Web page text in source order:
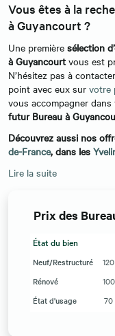
Vous êtes à la
à Guyancourt ?
Une première sélection
à Guyancourtvous est
N’hésitez pas à
point avec eux sur votre
vous accompagner
futur Bureau à
Découvrez aussi nos
de-France, dans les
Lire la suite
Prix des
État du bien
Neuf/Restructuré
Rénové
État d'usage
70